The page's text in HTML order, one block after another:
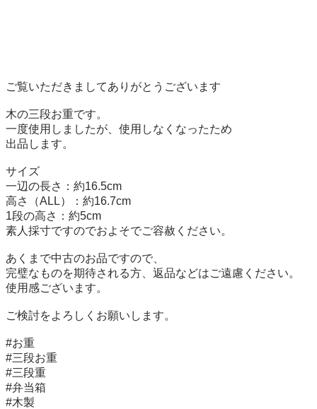
ご覧いただきましてありがとうございます
木の三段お重です。
一度使用しましたが、使用しなくなったため
出品します。
サイズ
一辺の長さ：約16.5cm
高さ（ALL）：約16.7cm
1段の高さ：約5cm
素人採寸ですのでおよそでご容赦ください。
あくまで中古のお品ですので、
完璧なものを期待される方、返品などはご遠慮ください。
使用感ございます。
ご検討をよろしくお願いします。
#お重
#三段お重
#三段重
#弁当箱
#木製